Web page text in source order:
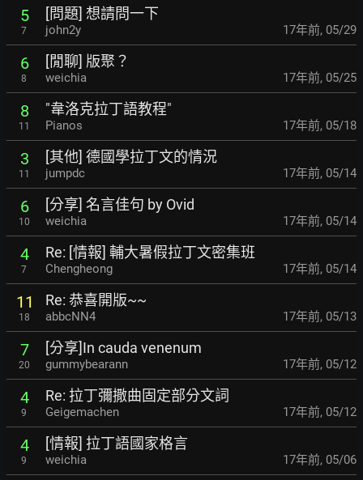
5
7
[問題] 想請問一下
john2y 17年前, 05/29
6
8
[閒聊] 版聚？
weichia 17年前, 05/25
8
11
"韋洛克拉丁語教程"
Pianos 17年前, 05/18
3
11
[其他] 德國學拉丁文的情況
jumpdc 17年前, 05/14
6
10
[分享] 名言佳句 by Ovid
weichia 17年前, 05/14
4
7
Re: [情報] 輔大暑假拉丁文密集班
Chengheong 17年前, 05/14
11
18
Re: 恭喜開版~~
abbcNN4 17年前, 05/13
7
20
[分享]In cauda venenum
gummybearann 17年前, 05/12
4
9
Re: 拉丁彌撒曲固定部分文詞
Geigemachen 17年前, 05/12
4
9
[情報] 拉丁語國家格言
weichia 17年前, 05/06